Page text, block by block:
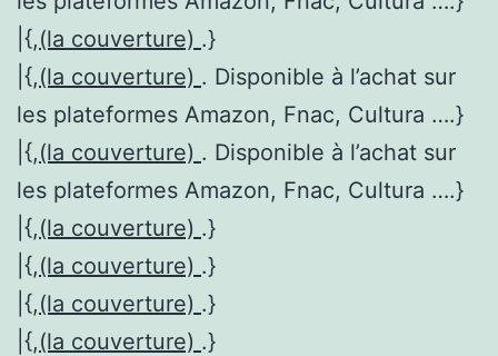
|{,(la couverture) .}
|{,(la couverture) . Disponible à l’achat sur
les plateformes Amazon, Fnac, Cultura ….}
|{,(la couverture) . Disponible à l’achat sur
les plateformes Amazon, Fnac, Cultura ….}
|{,(la couverture) .}
|{,(la couverture) .}
|{,(la couverture) .}
|{,(la couverture) .}